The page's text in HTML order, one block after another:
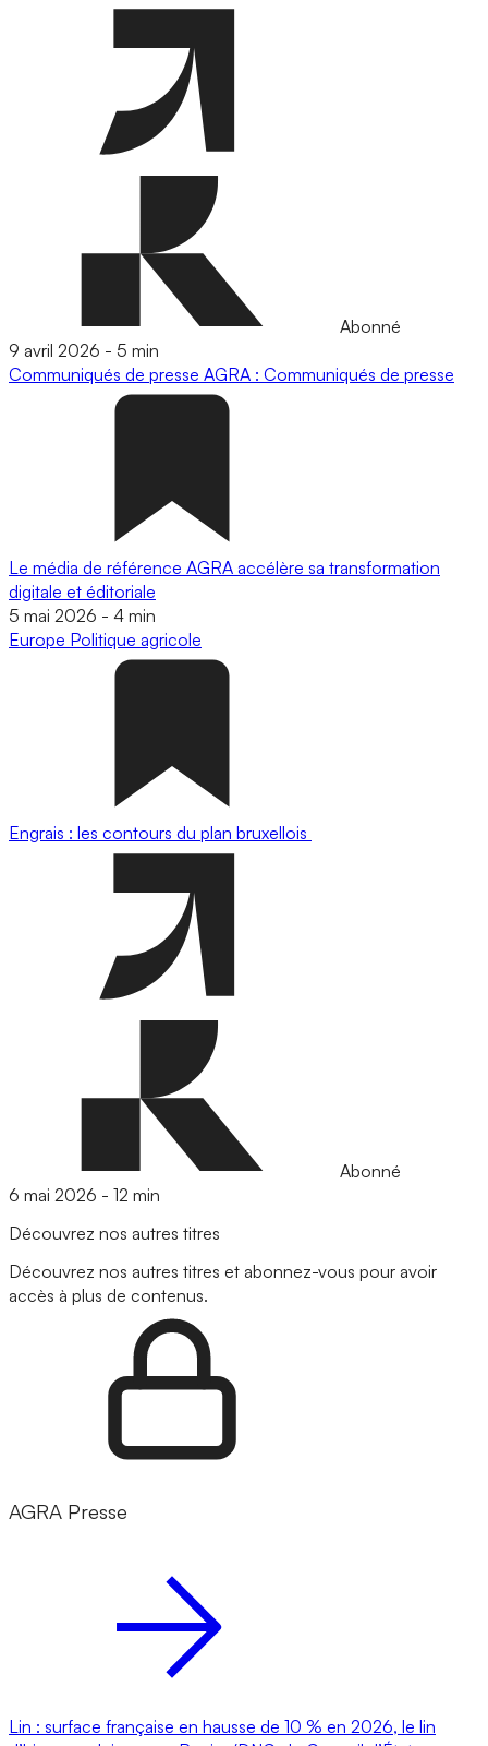
Abonné
9 avril 2026 - 5 min
Communiqués de presse AGRA : Communiqués de presse
Le média de référence AGRA accélère sa transformation
digitale et éditoriale
5 mai 2026 - 4 min
Europe Politique agricole
Engrais : les contours du plan bruxellois
Abonné
6 mai 2026 - 12 min
Découvrez nos autres titres
Découvrez nos autres titres et abonnez-vous pour avoir
accès à plus de contenus.
AGRA Presse
Lin : surface française en hausse de 10 % en 2026, le lin